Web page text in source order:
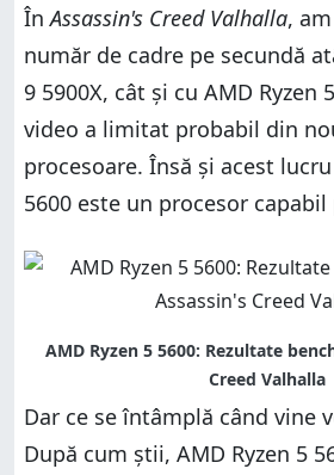
ÎnAssassin's Creed Valhalla,
număr de cadre pe secundă
9 5900X, cât și cu AMD Ryzen
video a limitat probabil din
procesoare. Însă și acest
5600 este un procesor
Dar ce se întâmplă când vine
După cum știi, AMD Ryzen 5